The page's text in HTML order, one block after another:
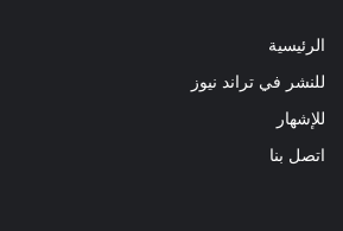
الرئيسية
للنشر في تراند نيوز
للإشهار
اتصل بنا